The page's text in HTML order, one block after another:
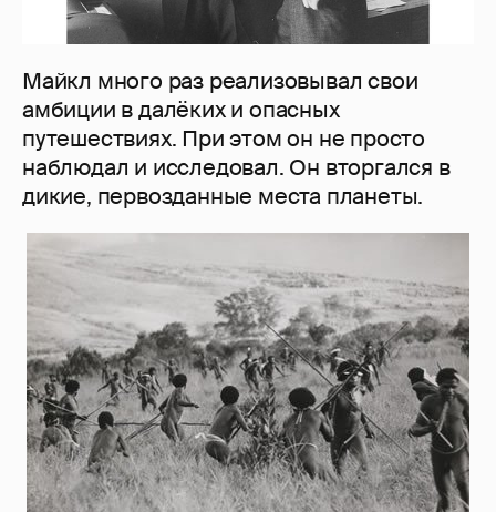
Майкл много раз реализовывал свои
амбиции в далёких и опасных
путешествиях. При этом он не просто
наблюдал и исследовал. Он вторгался в
дикие, первозданные места планеты.